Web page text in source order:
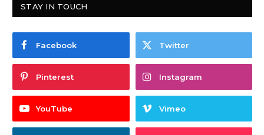
STAY IN TOUCH
Facebook Twitter
Pinterest Instagram
YouTube Vimeo